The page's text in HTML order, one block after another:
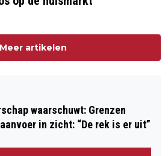
Meer artikelen
waarschuwt: Grenzen
in zicht: “De rek is er uit”